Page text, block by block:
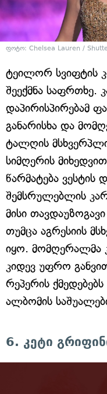
ფოტო: Chelsea Lauren /
ტეილორ სვიფტის
შეექმნა საფრთხე.
დაპირისპირებამ
განარისხა და
ტალღის მსხვერპლი
სიმღერის
წარმატება ვესტის
შემსრულებლის
მისი
თუმცა აგრესიის
იყო. მომღერალმა
კიდევ უფრო
რეპერის
ალბომის
6. კეტი